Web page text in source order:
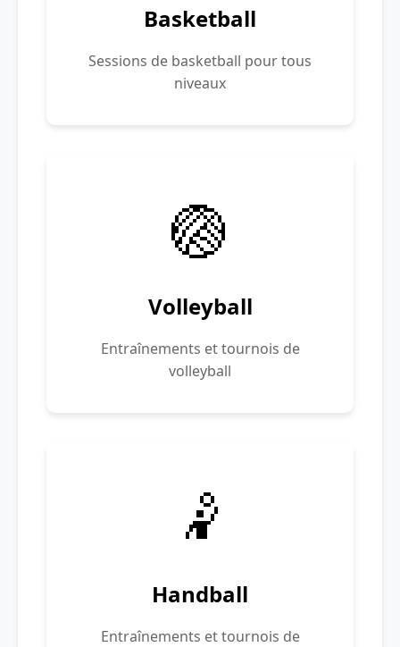
Basketball
Sessions de basketball pour tous
niveaux
🏐
Volleyball
Entraînements et tournois de
volleyball
🤾
Handball
Entraînements et tournois de